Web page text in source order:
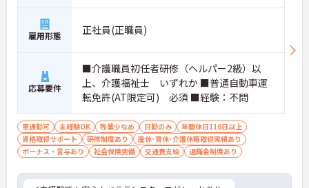
雇用形態 正社員(正職員)
応募要件
■介護職員初任者研修（ヘルパー2級）以
上、介護福祉士 いずれか ■普通自動車運
転免許(AT限定可) 必須 ■経験：不問
車通勤可 未経験OK 残業少なめ 日勤のみ
年間休日110日以上
資格取得サポート
研修制度あり
産休･育休･介護休暇取得実績あり
ボーナス・賞与あり
社会保険完備 交通費支給 退職金制度あり